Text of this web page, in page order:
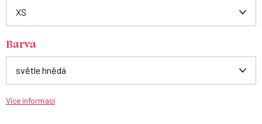
Barva
Více informací